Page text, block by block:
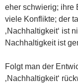
eher schwierig; ihre
viele Konflikte; der
‚Nachhaltigkeit‘ ist
Nachhaltigkeit ist
Folgt man der
‚Nachhaltigkeit‘